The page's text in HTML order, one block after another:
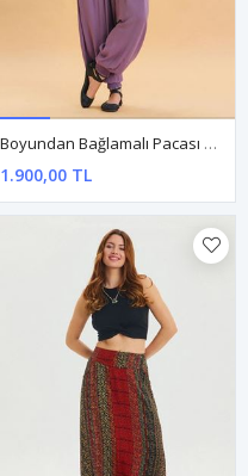
Boyundan Bağlamalı Pacası Lastikli Lila Kadın Bohem Tulum
1.900,00 TL